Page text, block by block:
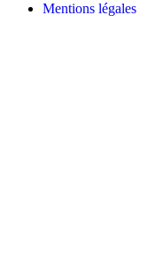
Mentions légales